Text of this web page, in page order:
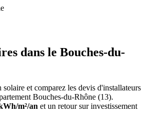
dans le Bouches-du-
et comparez les devis d'installateurs
Bouches-du-Rhône (13).
m²/an et un retour sur investissement